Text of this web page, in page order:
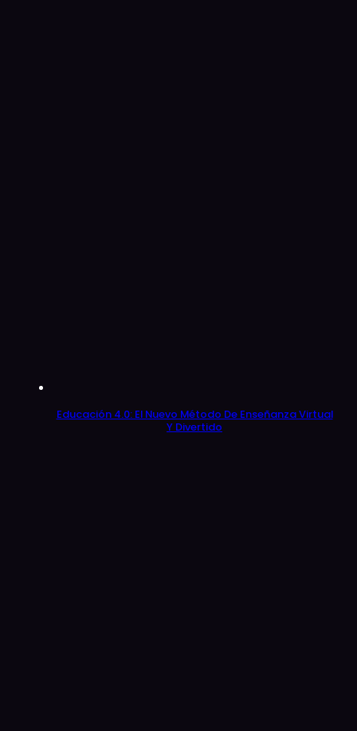
Educación 4.0: El Nuevo Método De Enseñanza Virtual
Y Divertido